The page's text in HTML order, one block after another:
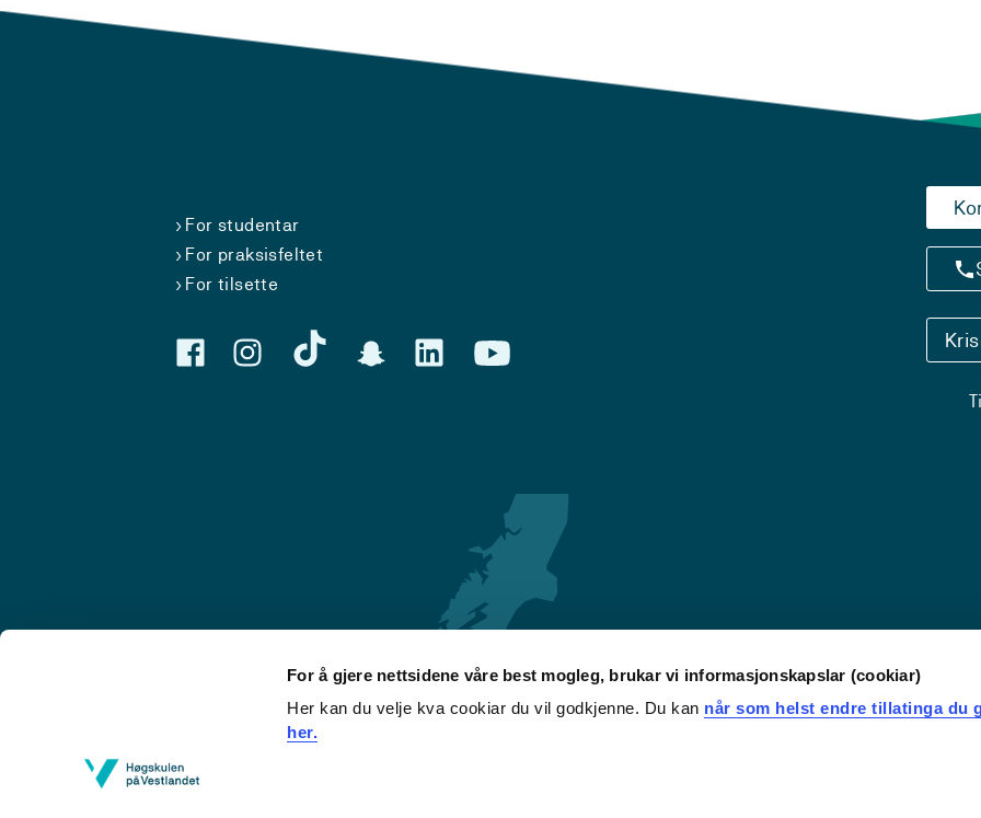
For å gjere nettsidene våre best mogleg, brukar vi informasjonskapslar (cookiar)
Her kan du velje kva cookiar du vil godkjenne. Du kan når som helst endre tillatinga du
her.
For studentar
For praksisfeltet
For tilsette